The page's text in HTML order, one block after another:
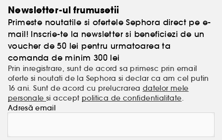
Newsletter-ul frumusetii
Primeste noutatile si ofertele Sephora direct pe e-
mail! Inscrie-te la newsletter si beneficiezi de un
voucher de 50 lei pentru urmatoarea ta
comanda de minim 300 lei
Prin inregistrare, sunt de acord sa primesc prin email
oferte si noutati de la Sephora si declar ca am cel putin
16 ani. Sunt de acord cu prelucrarea datelor mele
personalesi accept politica de confidentialitate.
Adresă email